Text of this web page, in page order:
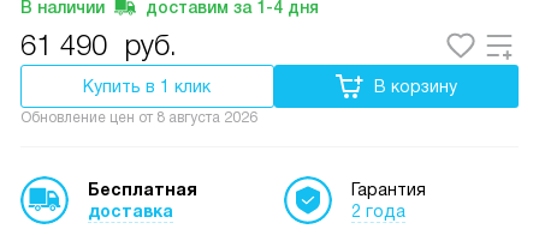
В наличии доставим за 1-4 дня
61 490 руб.
Купить в 1 клик В корзину
Обновление цен от 8 августа 2026
Бесплатная
доставка
Гарантия
2 года